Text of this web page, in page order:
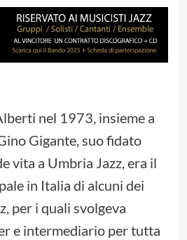
nel 1973, insieme a
Gigante, suo fidato
vita a Umbria Jazz, era il
in Italia di alcuni dei
per i quali svolgeva
e intermediario per tutta